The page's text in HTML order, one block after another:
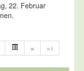
22. Februar
» »ι